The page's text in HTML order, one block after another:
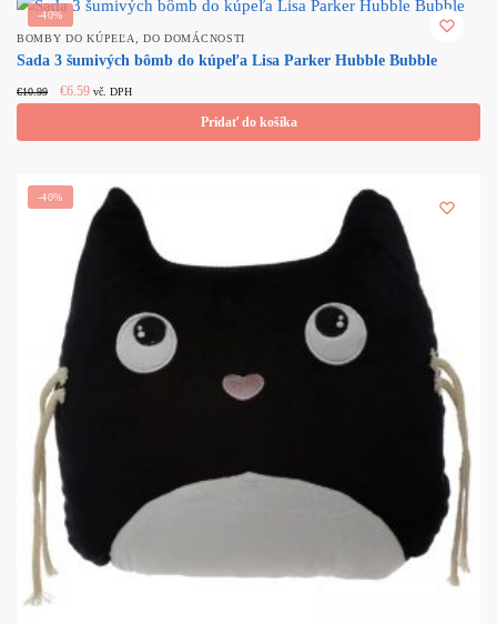
-40%
BOMBY DO KÚPEĽA
DO DOMÁCNOSTI
Sada 3 šumivých bômb do kúpeľa Lisa Parker Hubble Bubble
€10.99
Original price
was: €10.99.
€6.59 Current
price is:
vč. DPH
Pridať do košíka
-40%